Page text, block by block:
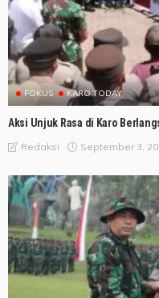
FOKUS KARO TODAY
Aksi Unjuk Rasa di Karo
Redaksi September 3,